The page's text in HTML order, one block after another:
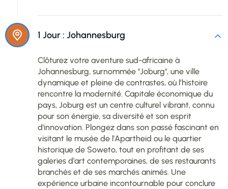
1 Jour : Johannesburg
Clôturez votre aventure sud-africaine à
Johannesburg, surnommée "Joburg", une ville
dynamique et pleine de contrastes, où l’histoire
rencontre la modernité. Capitale économique du
pays, Joburg est un centre culturel vibrant, connu
pour son énergie, sa diversité et son esprit
d'innovation. Plongez dans son passé fascinant en
visitant le musée de l'Apartheid ou le quartier
historique de Soweto, tout en profitant de ses
galeries d'art contemporaines, de ses restaurants
branchés et de ses marchés animés. Une
expérience urbaine incontournable pour conclure